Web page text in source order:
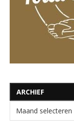
ARCHIEF